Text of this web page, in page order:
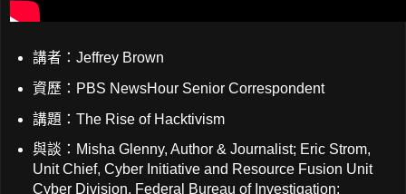
講者：Jeffrey Brown
資歷：PBS NewsHour Senior Correspondent
講題：The Rise of Hacktivism
與談：Misha Glenny, Author & Journalist; Eric Strom,
Unit Chief, Cyber Initiative and Resource Fusion Unit
Cyber Division, Federal Bureau of Investigation;